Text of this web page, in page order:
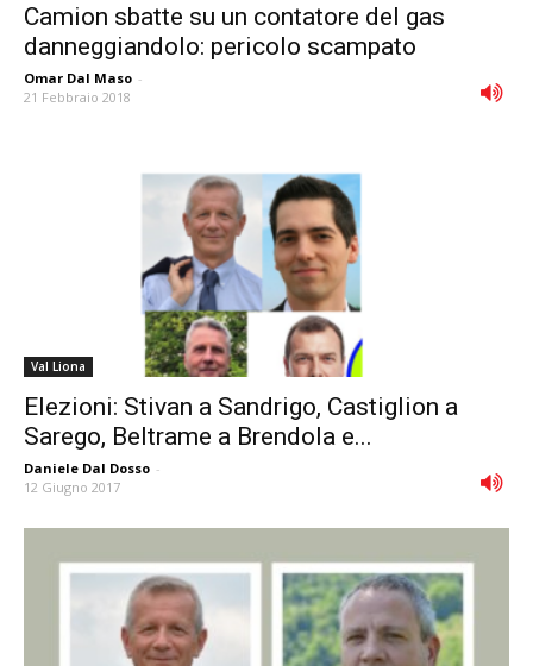
Camion sbatte su un contatore del gas
danneggiandolo: pericolo scampato
Omar Dal Maso -
21 Febbraio 2018
Val Liona
Elezioni: Stivan a Sandrigo, Castiglion a
Sarego, Beltrame a Brendola e...
Daniele Dal Dosso -
12 Giugno 2017